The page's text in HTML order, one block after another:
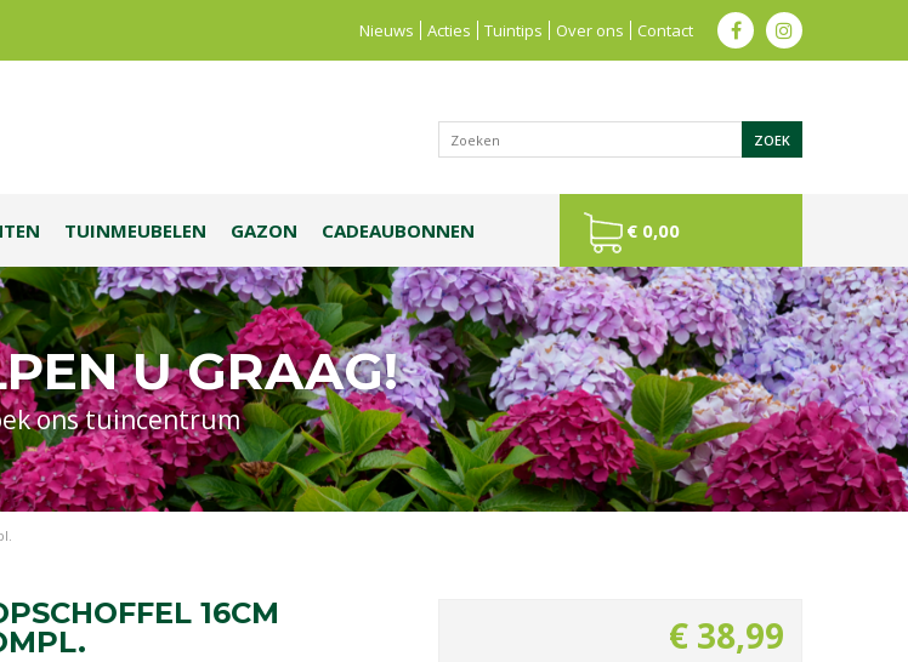
U GRAAG!
ons tuincentrum
Nieuws Acties Tuintips Over ons Contact
TUINMEUBELEN GAZON CADEAUBONNEN € 0,00
16CM
€ 38,99